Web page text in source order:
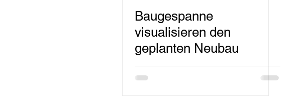
Baugespanne
visualisieren den
geplanten Neubau